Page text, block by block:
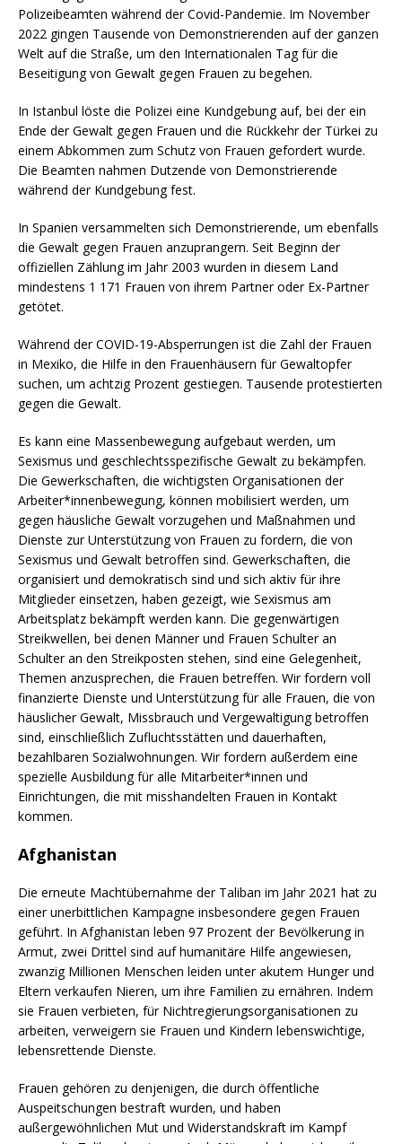
Polizeibeamten während der Covid-Pandemie. Im November
2022 gingen Tausende von Demonstrierenden auf der ganzen
Welt auf die Straße, um den Internationalen Tag für die
Beseitigung von Gewalt gegen Frauen zu begehen.
In Istanbul löste die Polizei eine Kundgebung auf, bei der ein
Ende der Gewalt gegen Frauen und die Rückkehr der Türkei zu
einem Abkommen zum Schutz von Frauen gefordert wurde.
Die Beamten nahmen Dutzende von Demonstrierende
während der Kundgebung fest.
In Spanien versammelten sich Demonstrierende, um ebenfalls
die Gewalt gegen Frauen anzuprangern. Seit Beginn der
offiziellen Zählung im Jahr 2003 wurden in diesem Land
mindestens 1 171 Frauen von ihrem Partner oder Ex-Partner
getötet.
Während der COVID-19-Absperrungen ist die Zahl der Frauen
in Mexiko, die Hilfe in den Frauenhäusern für Gewaltopfer
suchen, um achtzig Prozent gestiegen. Tausende protestierten
gegen die Gewalt.
Es kann eine Massenbewegung aufgebaut werden, um
Sexismus und geschlechtsspezifische Gewalt zu bekämpfen.
Die Gewerkschaften, die wichtigsten Organisationen der
Arbeiter*innenbewegung, können mobilisiert werden, um
gegen häusliche Gewalt vorzugehen und Maßnahmen und
Dienste zur Unterstützung von Frauen zu fordern, die von
Sexismus und Gewalt betroffen sind. Gewerkschaften, die
organisiert und demokratisch sind und sich aktiv für ihre
Mitglieder einsetzen, haben gezeigt, wie Sexismus am
Arbeitsplatz bekämpft werden kann. Die gegenwärtigen
Streikwellen, bei denen Männer und Frauen Schulter an
Schulter an den Streikposten stehen, sind eine Gelegenheit,
Themen anzusprechen, die Frauen betreffen. Wir fordern voll
finanzierte Dienste und Unterstützung für alle Frauen, die von
häuslicher Gewalt, Missbrauch und Vergewaltigung betroffen
sind, einschließlich Zufluchtsstätten und dauerhaften,
bezahlbaren Sozialwohnungen. Wir fordern außerdem eine
spezielle Ausbildung für alle Mitarbeiter*innen und
Einrichtungen, die mit misshandelten Frauen in Kontakt
kommen.
Afghanistan
Die erneute Machtübernahme der Taliban im Jahr 2021 hat zu
einer unerbittlichen Kampagne insbesondere gegen Frauen
geführt. In Afghanistan leben 97 Prozent der Bevölkerung in
Armut, zwei Drittel sind auf humanitäre Hilfe angewiesen,
zwanzig Millionen Menschen leiden unter akutem Hunger und
Eltern verkaufen Nieren, um ihre Familien zu ernähren. Indem
sie Frauen verbieten, für Nichtregierungsorganisationen zu
arbeiten, verweigern sie Frauen und Kindern lebenswichtige,
lebensrettende Dienste.
Frauen gehören zu denjenigen, die durch öffentliche
Auspeitschungen bestraft wurden, und haben
außergewöhnlichen Mut und Widerstandskraft im Kampf